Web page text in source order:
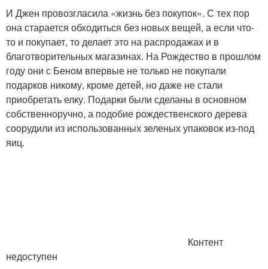
И Джен провозгласила «жизнь без покупок». С тех пор
она старается обходиться без новых вещей, а если что-
то и покупает, то делает это на распродажах и в
благотворительных магазинах. На Рождество в прошлом
году они с Беном впервые не только не покупали
подарков никому, кроме детей, но даже не стали
приобретать елку. Подарки были сделаны в основном
собственноручно, а подобие рождественского дерева
соорудили из использованных зеленых упаковок из-под
яиц.
Контент
недоступен